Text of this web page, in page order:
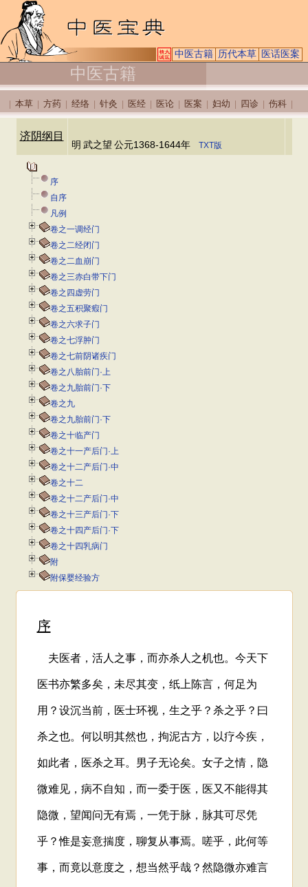
中医古籍 历代本草 医话医案
中医古籍
本草 方药 经络 针灸 医经 医论 医案 妇幼 四诊 伤科
济阴纲目
明 武之望 公元1368-1644年 TXT版
序
自序
凡例
卷之一调经门
卷之二经闭门
卷之二血崩门
卷之三赤白带下门
卷之四虚劳门
卷之五积聚瘕门
卷之六求子门
卷之七浮肿门
卷之七前阴诸疾门
卷之八胎前门·上
卷之九胎前门·下
卷之九
卷之九胎前门·下
卷之十临产门
卷之十一产后门·上
卷之十二产后门·中
卷之十二
卷之十二产后门·中
卷之十三产后门·下
卷之十四产后门·下
卷之十四乳病门
附
附保婴经验方